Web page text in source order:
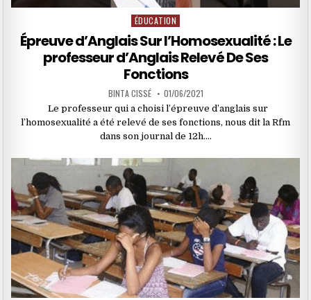
Posted
in
ÉDUCATION
Épreuve d’Anglais Sur l’Homosexualité : Le
professeur d’Anglais Relevé De Ses
Fonctions
BINTA CISSÉ 01/06/2021
Le professeur qui a choisi l’épreuve d’anglais sur
l’homosexualité a été relevé de ses fonctions, nous dit la Rfm
dans son journal de 12h….